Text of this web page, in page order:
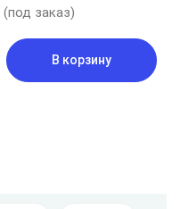
(под заказ)
В корзину